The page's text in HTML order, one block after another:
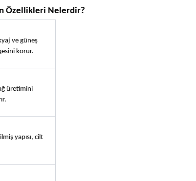
Özellikleri Nelerdir?
ve güneş
korur.
üretimini
yapısı, cilt